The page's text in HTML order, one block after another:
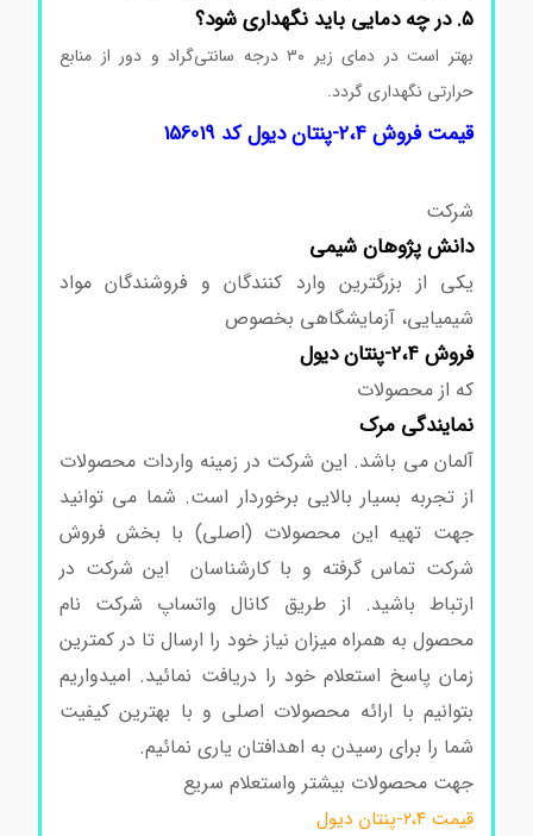
بهتر است در دمای زیر ۳۰ درجه سانتی‌گراد و دور از منابع
حرارتی نگهداری گردد.قیمت ۲،۴-پنتان دیول
قیمت فروش ۲،۴-پنتان دیول کد 156019
شرکت
دانش پژوهان شیمی
یکی از بزرگترین وارد کنندگان و فروشندگان مواد
شیمیایی، آزمایشگاهی بخصوص
فروش ۲،۴-پنتان دیول
که از محصولات
نمایندگی مرک
آلمان می باشد. این شرکت در زمینه واردات محصولات
از تجربه بسیار بالایی برخوردار است. شما می توانید
جهت تهیه این محصولات (اصلی) با بخش فروش
شرکت تماس گرفته و با کارشناسان این شرکت در
ارتباط باشید. از طریق کانال واتساپ شرکت نام
محصول به همراه میزان نیاز خود را ارسال تا در کمترین
زمان پاسخ استعلام خود را دریافت نمائید. امیدواریم
بتوانیم با ارائه محصولات اصلی و با بهترین کیفیت
شما را برای رسیدن به اهدافتان یاری نمائیم.
جهت محصولات بیشتر واستعلام سریع
قیمت ۲،۴-پنتان دیول